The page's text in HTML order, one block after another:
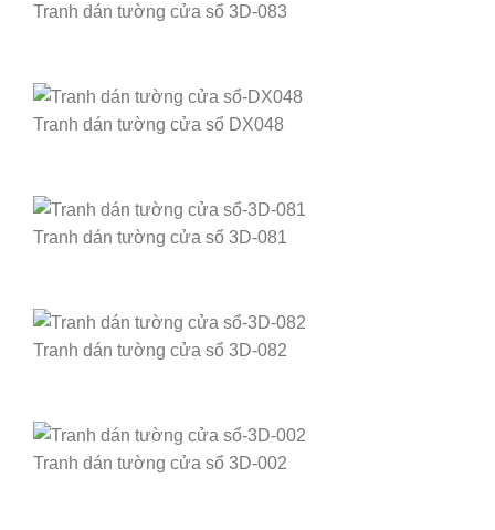
Tranh dán tường cửa sổ 3D-083
Tranh dán tường cửa sổ DX048
Tranh dán tường cửa sổ 3D-081
Tranh dán tường cửa sổ 3D-082
Tranh dán tường cửa sổ 3D-002